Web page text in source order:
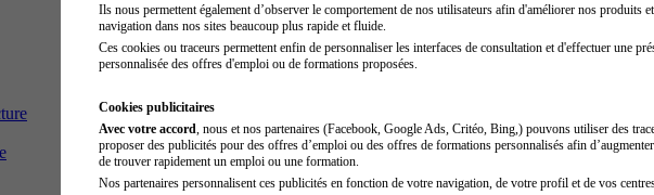
Ils nous permettent également d’observer le comportement de nos utilisateurs afin d'améliorer nos produits
navigation dans nos sites beaucoup plus rapide et fluide.
Ces cookies ou traceurs permettent enfin de personnaliser les interfaces de consultation et d'effectuer une
personnalisée des offres d'emploi ou de formations proposées.
Cookies publicitaires
Avec votre accord , nous et nos partenaires (Facebook, Google Ads, Critéo, Bing,) pouvons utiliser des
proposer des publicités pour des offres d’emploi ou des offres de formations personnalisés afin
de trouver rapidement un emploi ou une formation.
Nos partenaires personnalisent ces publicités en fonction de votre navigation, de votre profil et de vos